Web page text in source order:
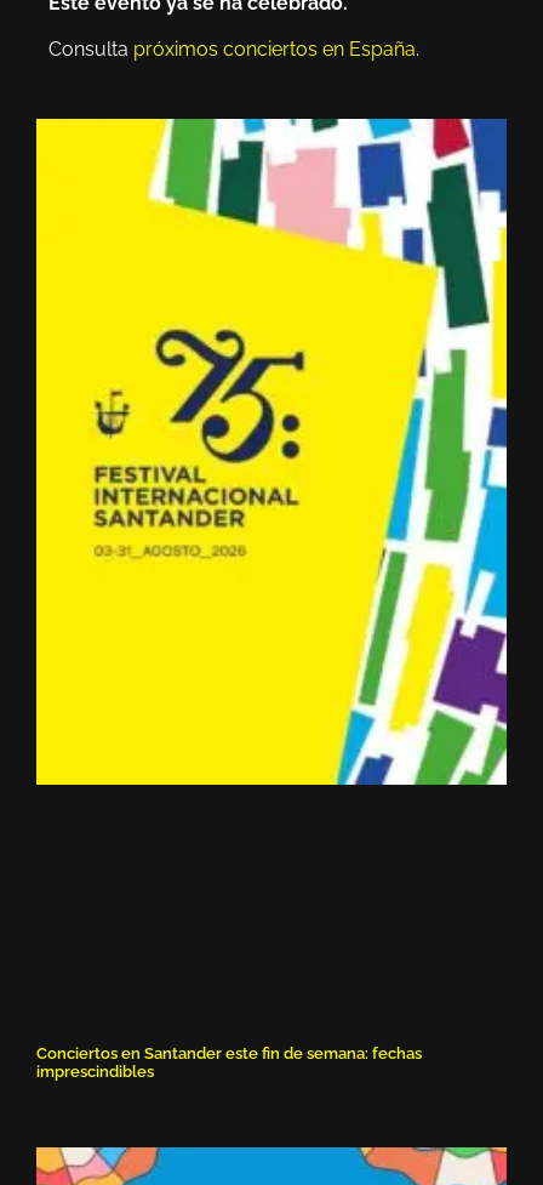
Consulta próximos conciertos en España.
Conciertos en Santander este fin de semana: fechas
imprescindibles